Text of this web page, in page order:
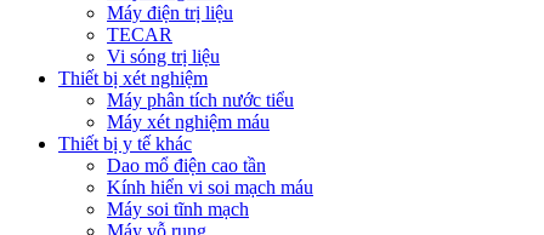
Máy điện trị liệu
TECAR
Vi sóng trị liệu
Thiết bị xét nghiệm
Máy phân tích nước tiểu
Máy xét nghiệm máu
Thiết bị y tế khác
Dao mổ điện cao tần
Kính hiển vi soi mạch máu
Máy soi tĩnh mạch
Máy vỗ rung